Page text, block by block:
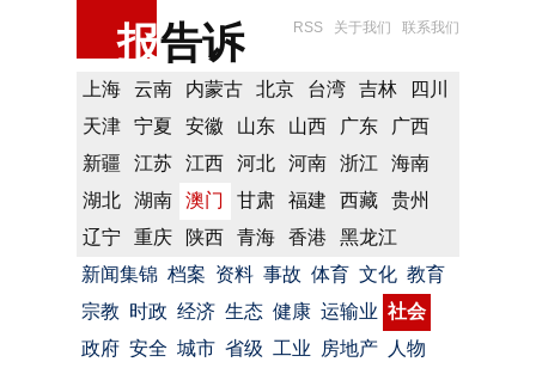
报告诉 RSS 关于我们 联系我们
上海 云南 内蒙古 北京 台湾 吉林
四川
天津
宁夏 安徽 山东 山西 广东
广西
新疆
江苏 江西 河北 河南 浙江
海南
湖北
湖南 澳门 甘肃 福建 西藏
贵州
辽宁
重庆 陕西 青海 香港
黑龙江
新闻集锦 档案 资料 事故 体育 文化 教育
宗教 时政 经济 生态 健康 运输业 社会
政府 安全 城市 省级 工业 房地产
人物